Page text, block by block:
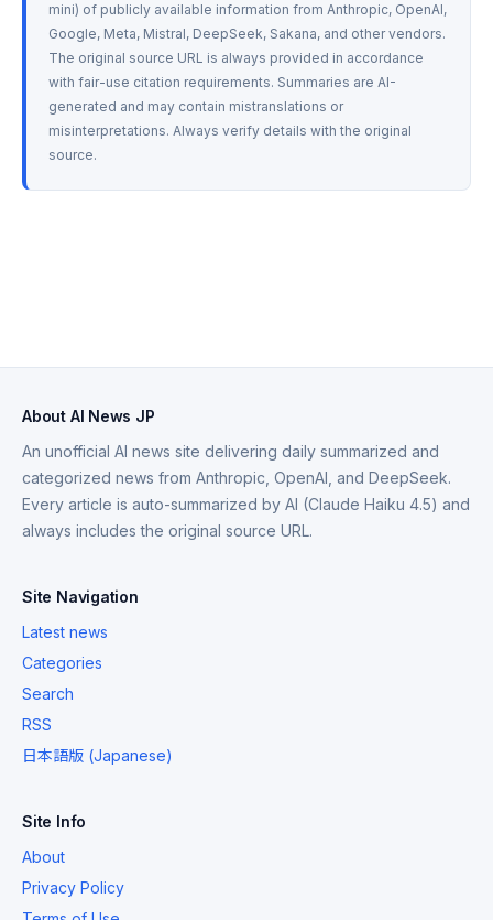
mini) of publicly available information from Anthropic, OpenAI,
Google, Meta, Mistral, DeepSeek, Sakana, and other vendors.
The original source URL is always provided in accordance
with fair-use citation requirements. Summaries are AI-
generated and may contain mistranslations or
misinterpretations. Always verify details with the original
source.
About AI News JP
An unofficial AI news site delivering daily summarized and
categorized news from Anthropic, OpenAI, and DeepSeek.
Every article is auto-summarized by AI (Claude Haiku 4.5) and
always includes the original source URL.
Site Navigation
Latest news
Categories
Search
RSS
日本語版 (Japanese)
Site Info
About
Privacy Policy